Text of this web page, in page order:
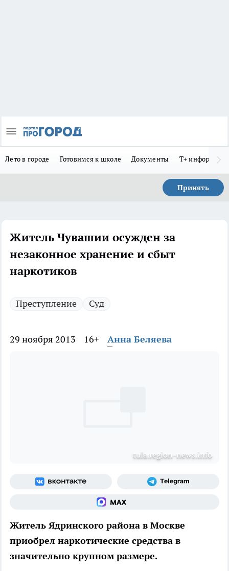
Лето в городе Готовимся к школе Документы Т+
Принять
Житель Чувашии осужден за
незаконное хранение и сбыт
наркотиков
Преступление Суд
29 ноября 2013 16+ Анна Беляева
tula.region-news.info
Житель Ядринского района в Москве
приобрел наркотические средства в
значительно крупном размере.